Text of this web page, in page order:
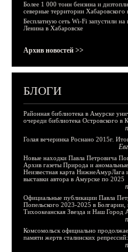
Более 1 000 тонн бензина и
северные территории Хабаровского
Бесплатную сеть Wi-Fi запустили
Ленина в Хабаровске
Архив новостей >>
БЛОГИ
Районная библиотека в Амурске
очереди библиотека Островского в
Голая вечеринка Роснано 2015г.
Новые находки Павла Петровича
Архив газеты Природа и аномальные
Неизвестная карта НижнеАмурЛага
выставки автора в Амурске по 2025
Официальные публикации Павла
Попельского 2023-2025 в Болгарии,
Тихоокеанская Звезда и Наш Город
Комсомольск официально
памяти жертв сталинских репрессий: